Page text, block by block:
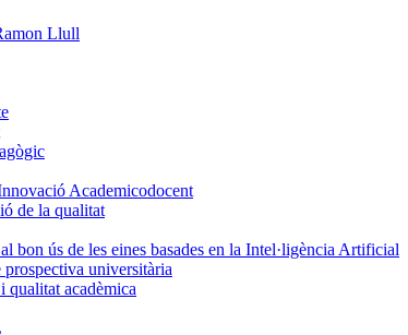
Llull
Academicodocent
de la qualitat
bon ús de les eines basades en la Intel·ligència Artificial
universitària
qualitat acadèmica